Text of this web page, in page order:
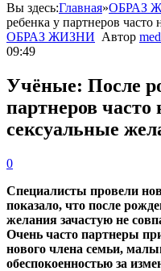
Вы здесь:Главная»ОБРАЗ
ребенка у партнеров
ОБРАЗ ЖИЗНИ Автор
09:49
Учёные: После
партнеров часто
сексуальные
0
Специалисты провели
показало, что после
желания зачастую не
Очень часто партнеры
нового члена семьи,
обеспокоенностью за